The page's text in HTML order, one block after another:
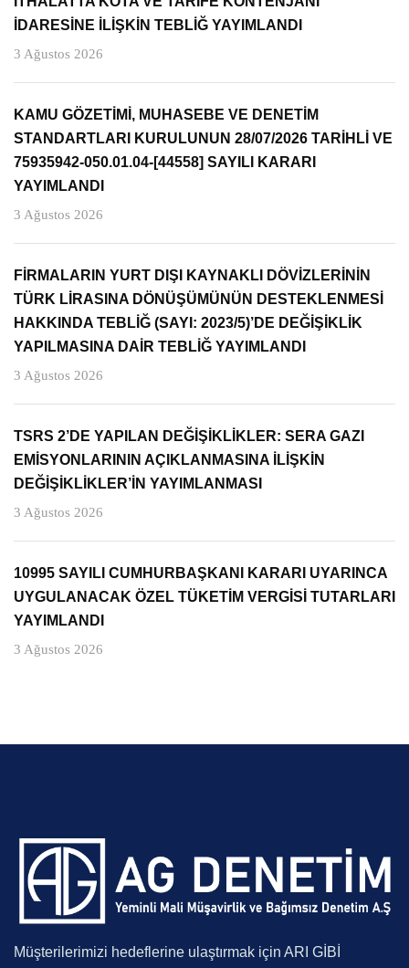
İDARESİNE İLİŞKİN TEBLİĞ YAYIMLANDI
3 Ağustos 2026
KAMU GÖZETİMİ, MUHASEBE VE DENETİM
STANDARTLARI KURULUNUN 28/07/2026 TARİHLİ VE
75935942-050.01.04-[44558] SAYILI KARARI
YAYIMLANDI
3 Ağustos 2026
FİRMALARIN YURT DIŞI KAYNAKLI DÖVİZLERİNİN
TÜRK LİRASINA DÖNÜŞÜMÜNÜN DESTEKLENMESİ
HAKKINDA TEBLİĞ (SAYI: 2023/5)’DE DEĞİŞİKLİK
YAPILMASINA DAİR TEBLİĞ YAYIMLANDI
3 Ağustos 2026
TSRS 2’DE YAPILAN DEĞİŞİKLİKLER: SERA GAZI
EMİSYONLARININ AÇIKLANMASINA İLİŞKİN
DEĞİŞİKLİKLER’İN YAYIMLANMASI
3 Ağustos 2026
10995 SAYILI CUMHURBAŞKANI KARARI UYARINCA
UYGULANACAK ÖZEL TÜKETİM VERGİSİ TUTARLARI
YAYIMLANDI
3 Ağustos 2026
Müşterilerimizi hedeflerine ulaştırmak için ARI GİBİ